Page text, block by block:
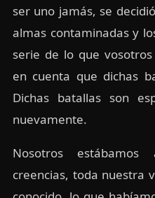
ser uno jamás, se
almas contaminadas y
serie de lo que
en cuenta que dichas
Dichas batallas son
nuevamente.
Nosotros estábamos
creencias, toda nuestra